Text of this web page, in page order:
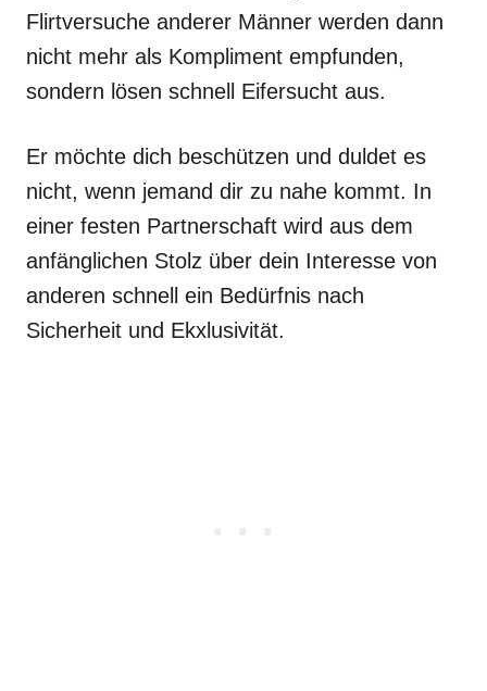
Flirtversuche anderer Männer werden dann
nicht mehr als Kompliment empfunden,
sondern lösen schnell Eifersucht aus.
Er möchte dich beschützen und duldet es
nicht, wenn jemand dir zu nahe kommt. In
einer festen Partnerschaft wird aus dem
anfänglichen Stolz über dein Interesse von
anderen schnell ein Bedürfnis nach
Sicherheit und Ekxlusivität.